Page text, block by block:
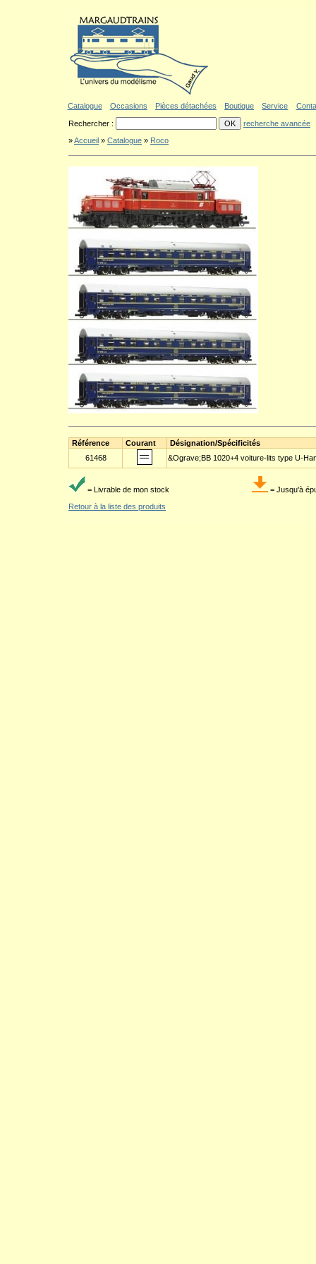
Catalogue Occasions Pièces détachées Boutique Service
Rechercher :
recherche avancée
»Accueil » Catalogue » Roco
Référence Courant
Désignation/Spécificités
61468
&Ograve;BB 1020+4 voiture-lits type U-
= Livrable de mon stock = Jusqu'à
Retour à la liste des produits